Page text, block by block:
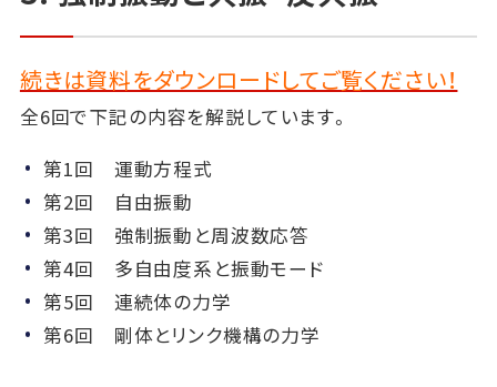
続きは資料をダウンロードしてご覧ください！
全6回で下記の内容を解説しています。
第1回 運動方程式
第2回 自由振動
第3回 強制振動と周波数応答
第4回 多自由度系と振動モード
第5回 連続体の力学
第6回 剛体とリンク機構の力学